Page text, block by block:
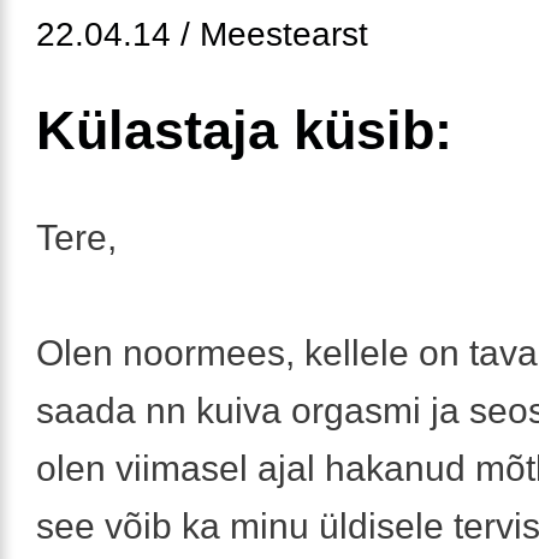
22.04.14 / Meestearst
Külastaja küsib:
Tere,
Olen noormees, kellele on
saada nn kuiva orgasmi ja
olen viimasel ajal hakanud
see võib ka minu üldisele